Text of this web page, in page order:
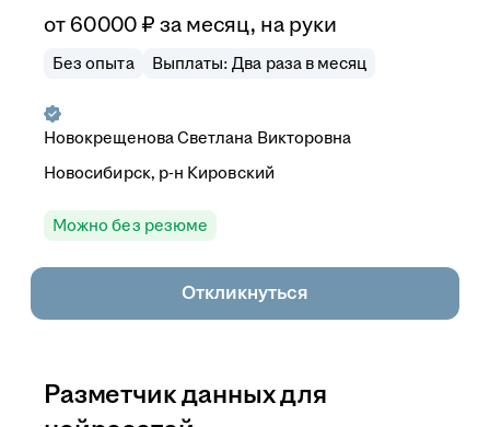
от60 000 ₽ за месяц, на руки
Без опыта Выплаты: Два раза в месяц
Новокрещенова Светлана Викторовна
Новосибирск, р-н Кировский
Можно без резюме
Откликнуться
Разметчик данных для